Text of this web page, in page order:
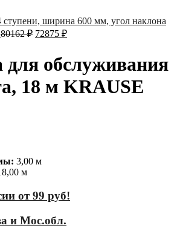
ширина 600 мм, угол наклона
80162₽ 72875 ₽
обслуживания
18 м KRAUSE
3,00 м
м
от 99 руб!
и Мос.обл.